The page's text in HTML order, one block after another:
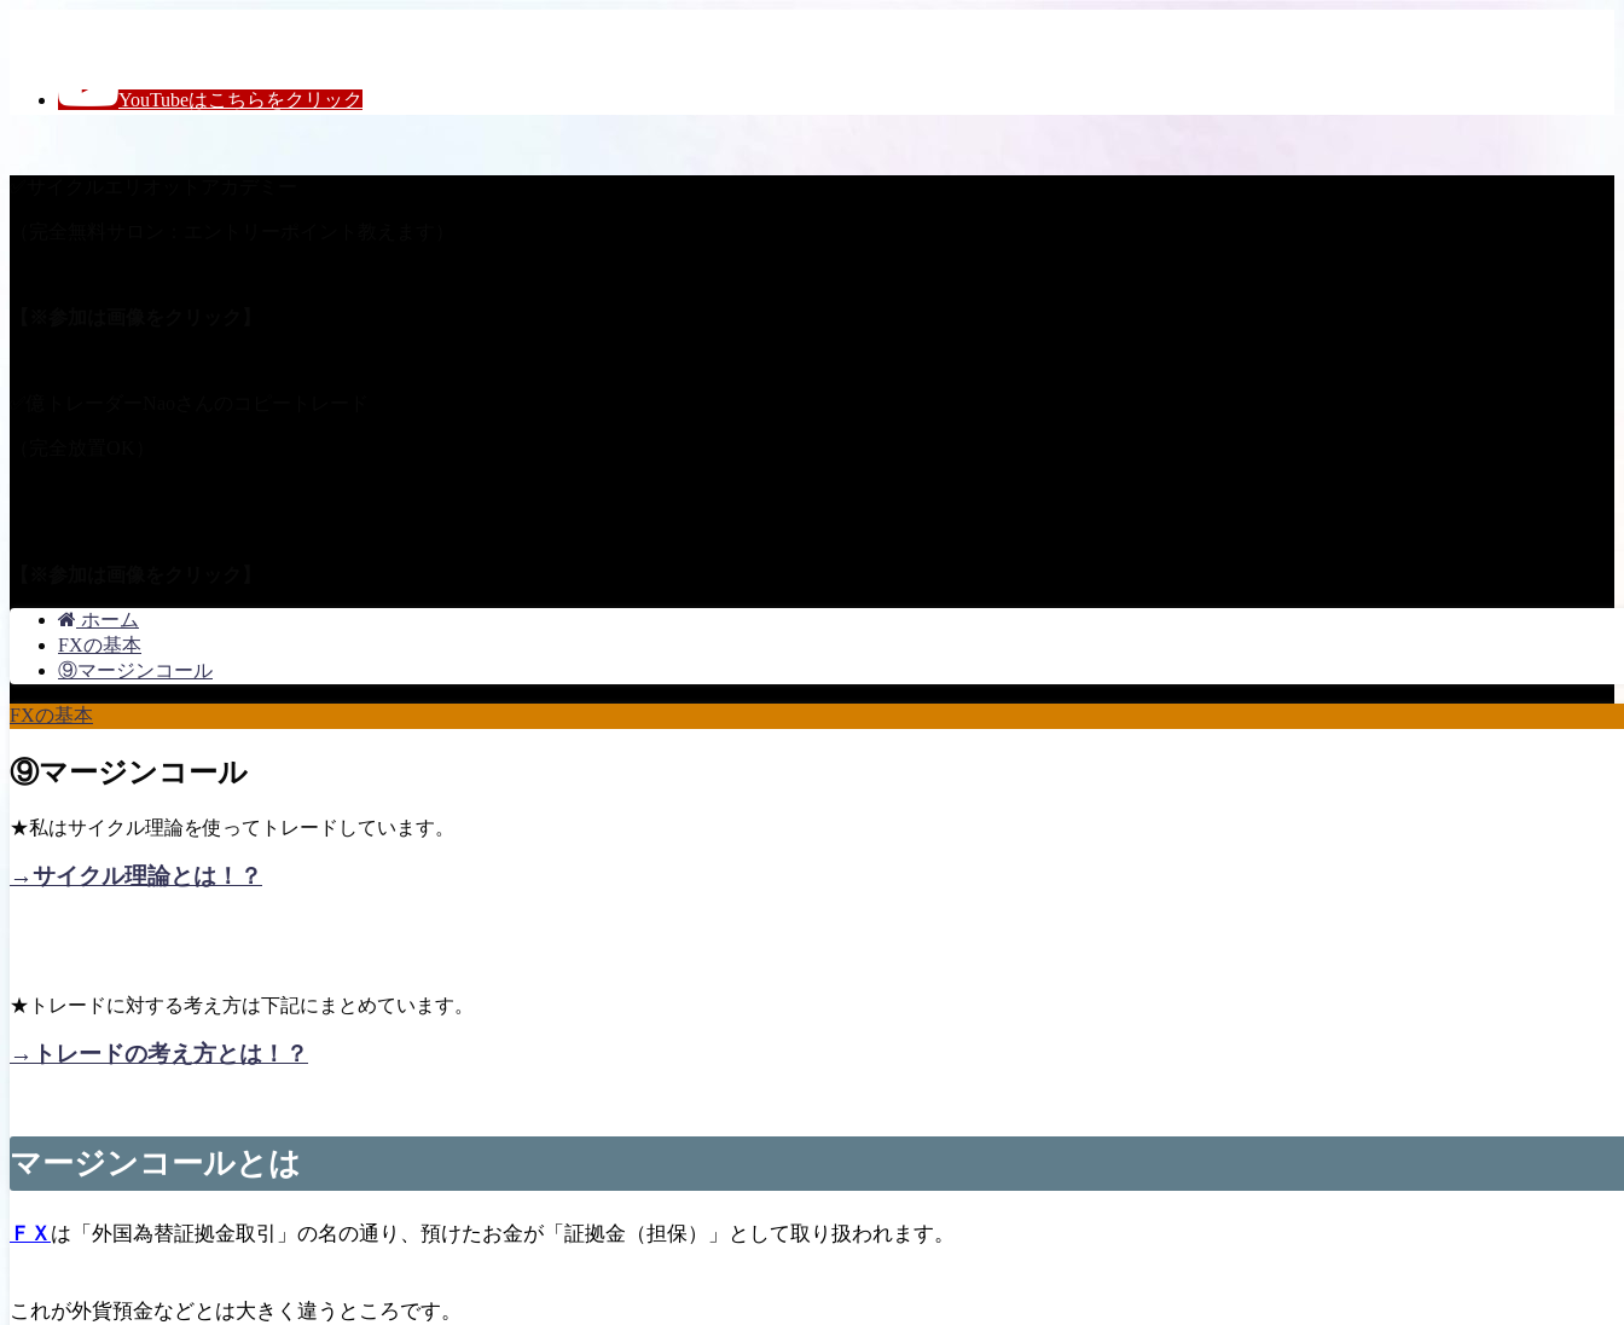
YouTubeはこちらをクリック
ホーム
FXの基本
⑨マージンコール
FXの基本
⑨マージンコール
★私はサイクル理論を使ってトレードしています。
→サイクル理論とは！？
★トレードに対する考え方は下記にまとめています。
→トレードの考え方とは！？
マージンコールとは
ＦＸ は「外国為替証拠金取引」の名の通り、預けたお金が「証拠金（担保）」として取り扱われます。
これが外貨預金などとは大きく違うところです。